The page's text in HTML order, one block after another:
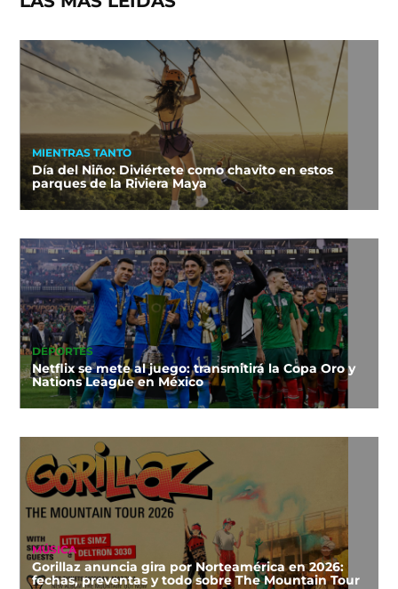
MIENTRAS TANTO
Día del Niño: Diviértete como chavito en estos
parques de la Riviera Maya
DEPORTES
Netflix se mete al juego: transmitirá la Copa Oro y
Nations League en México
MÚSICA
Gorillaz anuncia gira por Norteamérica en 2026:
fechas, preventas y todo sobre The Mountain Tour